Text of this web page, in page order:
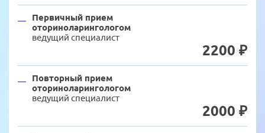
Первичный прием
оториноларингологом
ведущий специалист
2200 ₽
Повторный прием
оториноларингологом
ведущий специалист
2000 ₽
Я ознакомлен и согласен с«Условиями сбора
и обработки персональных данных».
Я ознакомлен и согласен с
и обработки персональных данных».
Я ознакомлен и согласен с
обработки персональных данных».